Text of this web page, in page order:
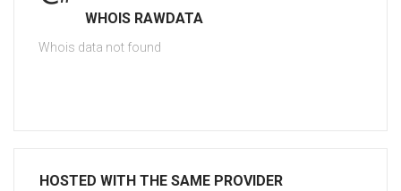
WHOIS RAWDATA
Whois data not found
HOSTED WITH THE SAME PROVIDER